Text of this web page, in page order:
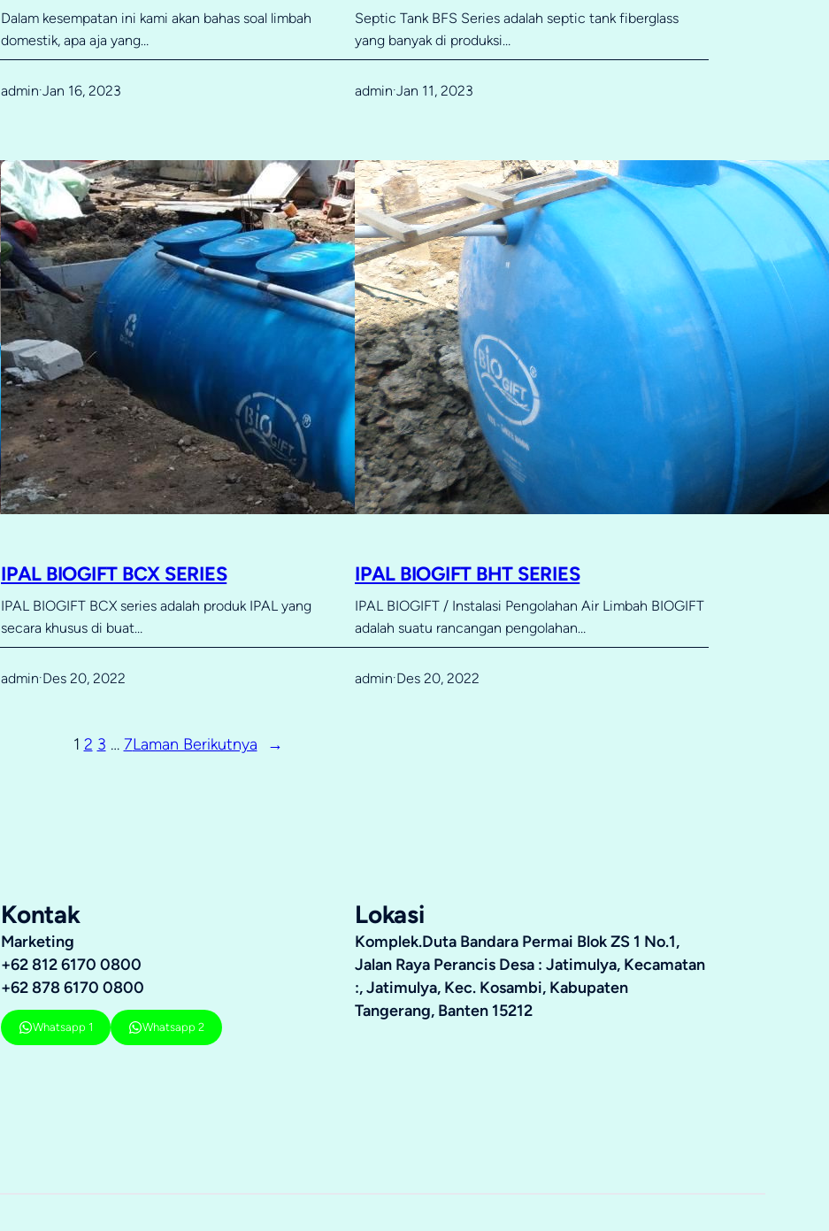
Dalam kesempatan ini kami akan bahas soal limbah
domestik, apa aja yang…
admin·Jan 16, 2023
Septic Tank BFS Series adalah septic tank fiberglass
yang banyak di produksi…
admin·Jan 11, 2023
IPAL BIOGIFT BCX SERIES
IPAL BIOGIFT BCX series adalah produk IPAL yang
secara khusus di buat…
admin·Des 20, 2022
IPAL BIOGIFT BHT SERIES
IPAL BIOGIFT / Instalasi Pengolahan Air Limbah BIOGIFT
adalah suatu rancangan pengolahan…
admin·Des 20, 2022
1 2 3 … 7Laman Berikutnya →
Kontak
Marketing
+62 812 6170 0800
+62 878 6170 0800
Whatsapp 1 Whatsapp 2
Lokasi
Komplek.Duta Bandara Permai Blok ZS 1 No.1,
Jalan Raya Perancis Desa : Jatimulya, Kecamatan
:, Jatimulya, Kec. Kosambi, Kabupaten
Tangerang, Banten 15212